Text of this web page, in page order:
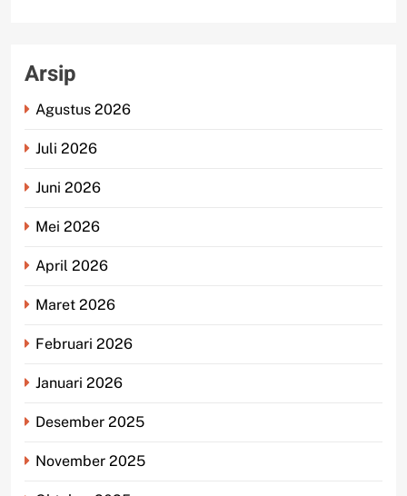
Arsip
Agustus 2026
Juli 2026
Juni 2026
Mei 2026
April 2026
Maret 2026
Februari 2026
Januari 2026
Desember 2025
November 2025